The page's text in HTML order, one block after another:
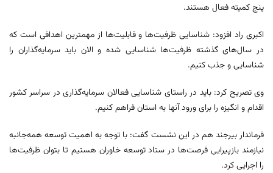
پنج کمیته فعال هستند.
اکبری راد افزود: شناسایی ظرفیت‌ها و قابلیت‌ها از مهمترین اهدافی است که
در سال‌های گذشته ظرفیت‌ها شناسایی شده و الان باید سرمایه‌گذاران را
شناسایی و جذب کنیم.
وی تصریح کرد: باید در راستای شناسایی فعالان سرمایه‌گذاری در سراسر کشور
اقدام و انگیزه را برای ورود آنها به استان فراهم کنیم.
فرماندار بیرجند هم در این نشست گفت: با توجه به اهمیت توسعه همه‌جانبه
نیازمند بازپیرایی فرصت‌ها در ستاد توسعه خاوران هستیم تا بتوان ظرفیت‌ها
را اجرایی کرد.